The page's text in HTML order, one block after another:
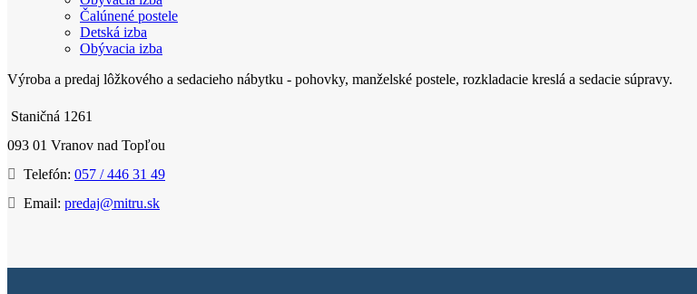
Čalúnené postele
Detská izba
Obývacia izba
Výroba a predaj lôžkového a sedacieho nábytku - pohovky, manželské postele, rozkladacie kreslá a sedacie súpravy.
Staničná 1261
093 01 Vranov nad Topľou
Telefón: 057 / 446 31 49
Email: predaj@mitru.sk